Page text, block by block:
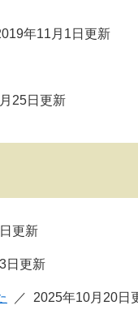
年11月1日更新
25日更新
更新
日更新
2025年10月20日